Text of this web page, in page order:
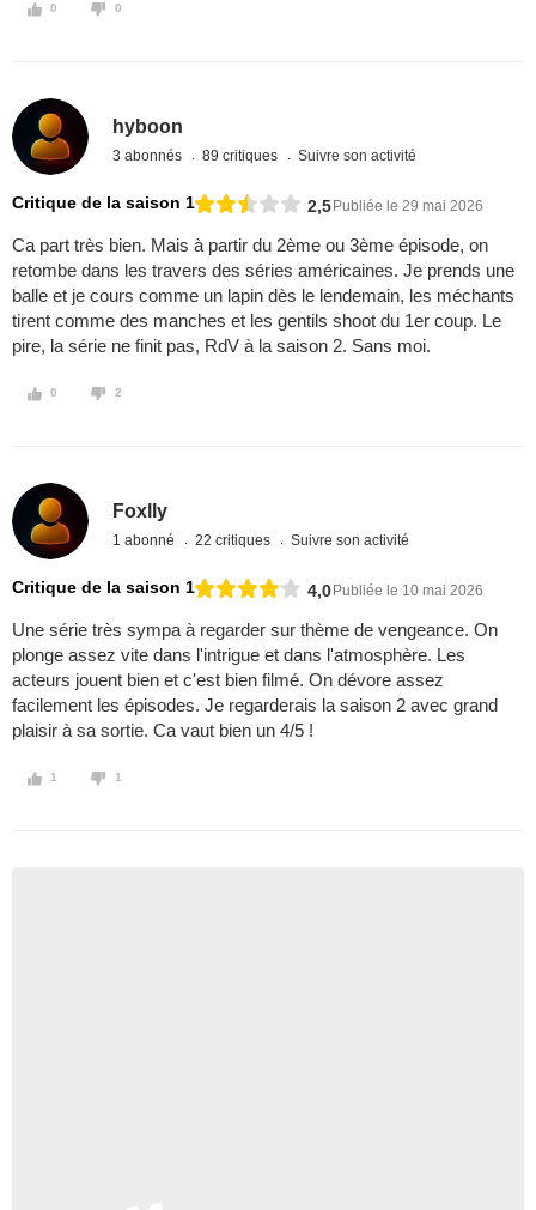
0 0
hyboon
3 abonnés 89 critiques Suivre son activité
Critique de la saison 1 2,5Publiée le 29 mai 2026
Ca part très bien. Mais à partir du 2ème ou 3ème épisode, on
retombe dans les travers des séries américaines. Je prends une
balle et je cours comme un lapin dès le lendemain, les méchants
tirent comme des manches et les gentils shoot du 1er coup. Le
pire, la série ne finit pas, RdV à la saison 2. Sans moi.
0 2
Foxlly
1 abonné 22 critiques Suivre son activité
Critique de la saison 1 4,0Publiée le 10 mai 2026
Une série très sympa à regarder sur thème de vengeance. On
plonge assez vite dans l'intrigue et dans l'atmosphère. Les
acteurs jouent bien et c'est bien filmé. On dévore assez
facilement les épisodes. Je regarderais la saison 2 avec grand
plaisir à sa sortie. Ca vaut bien un 4/5 !
1 1